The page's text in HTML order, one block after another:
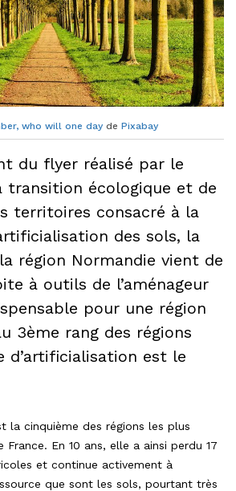
who will one dayde Pixabay
du flyer réalisé par le
transition écologique et de
territoires consacré à la
des sols, la
région Normandie vient de
à outils de l’aménageur
pour une région
3ème rang des régions
d’artificialisation est le
la cinquième des régions les plus
France. En 10 ans, elle a ainsi perdu 17
et continue activement à
que sont les sols, pourtant très